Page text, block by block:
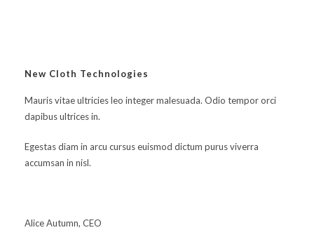
New Cloth Technologies
Mauris vitae ultricies leo integer malesuada. Odio tempor orci
dapibus ultrices in.
Egestas diam in arcu cursus euismod dictum purus viverra
accumsan in nisl.
Alice Autumn, CEO